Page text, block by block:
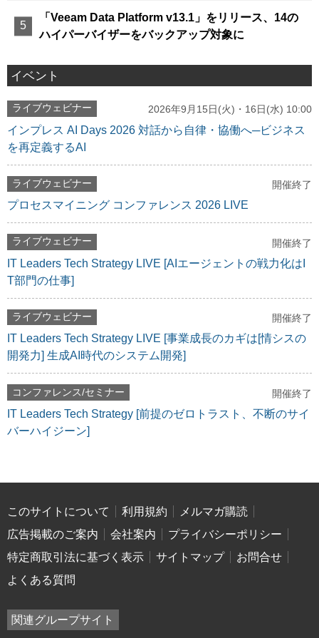
「Veeam Data Platform v13.1」をリリース、14の
ハイパーバイザーをバックアップ対象に
イベント
ライブウェビナー 2026年9月15日(火)・16日(水) 10:00
インプレス AI Days 2026 対話から自律・協働へ─ビジネス
を再定義するAI
ライブウェビナー 開催終了
プロセスマイニング コンファレンス 2026 LIVE
ライブウェビナー 開催終了
IT Leaders Tech Strategy LIVE [AIエージェントの戦力化はI
T部門の仕事]
ライブウェビナー 開催終了
IT Leaders Tech Strategy LIVE [事業成長のカギは[情シスの
開発力] 生成AI時代のシステム開発]
コンファレンス/セミナー 開催終了
IT Leaders Tech Strategy [前提のゼロトラスト、不断のサイ
バーハイジーン]
このサイトについて 利用規約
メルマガ購読
広告掲載のご案内
会社案内
プライバシーポリシー
特定商取引法に基づく表示
サイトマップ
お問合せ
よくある質問
関連グループサイト